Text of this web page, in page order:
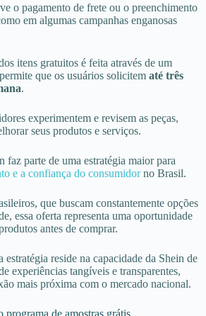
o pagamento de frete ou o preenchimento
em algumas campanhas enganosas
itens gratuitos é feita através de um
que os usuários solicitem até três
.
experimentem e revisem as peças,
seus produtos e serviços.
faz parte de uma estratégia maior para
e a confiança do consumidorno Brasil.
que buscam constantemente opções
essa oferta representa uma oportunidade
antes de comprar.
estratégia reside na capacidade da Shein de
experiências tangíveis e transparentes,
mais próxima com o mercado nacional.
de amostras grátis